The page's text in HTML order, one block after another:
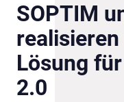
SOPTIM
Lösung
2.0